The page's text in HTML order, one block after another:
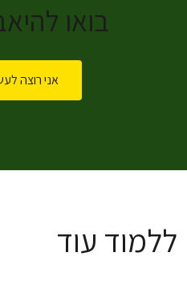
בואו
אני רוצה
ללמוד עוד